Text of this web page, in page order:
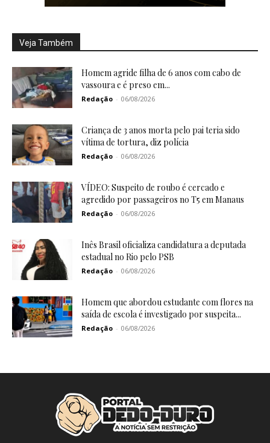
Veja Também
Homem agride filha de 6 anos com cabo de
vassoura e é preso em...
Redação - 06/08/2026
Criança de 3 anos morta pelo pai teria sido
vítima de tortura, diz polícia
Redação - 06/08/2026
VÍDEO: Suspeito de roubo é cercado e
agredido por passageiros no T5 em Manaus
Redação - 06/08/2026
Inês Brasil oficializa candidatura a deputada
estadual no Rio pelo PSB
Redação - 06/08/2026
Homem que abordou estudante com flores na
saída de escola é investigado por suspeita...
Redação - 06/08/2026